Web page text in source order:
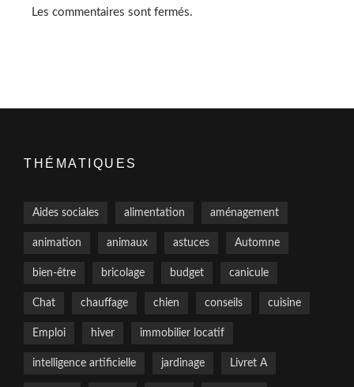
Les commentaires sont fermés.
THÉMATIQUES
Aides sociales alimentation aménagement
animation animaux astuces Automne
bien-être bricolage budget canicule
Chat chauffage chien conseils cuisine
Emploi hiver immobilier locatif
intelligence artificielle jardinage Livret A